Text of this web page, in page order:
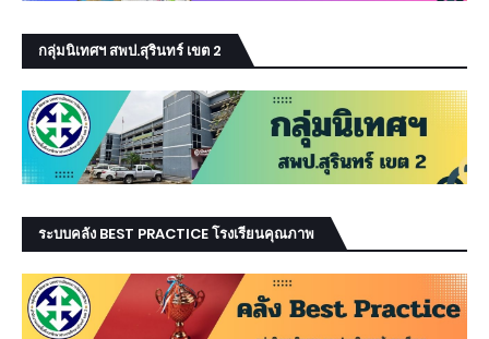
กลุ่มนิเทศฯ สพป.สุรินทร์ เขต 2
ระบบคลัง BEST PRACTICE โรงเรียนคุณภาพ